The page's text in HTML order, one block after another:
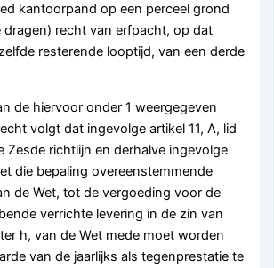
kantoorpand op een perceel grond
dragen) recht van erfpacht, op dat
resterende looptijd, van een derde
de hiervoor onder 1 weergegeven
volgt dat ingevolge artikel 11, A, lid
Zesde richtlijn en derhalve ingevolge
die bepaling overeenstemmende
de Wet, tot de vergoeding voor de
verrichte levering in de zin van
h, van de Wet mede moet worden
van de jaarlijks als tegenprestatie te